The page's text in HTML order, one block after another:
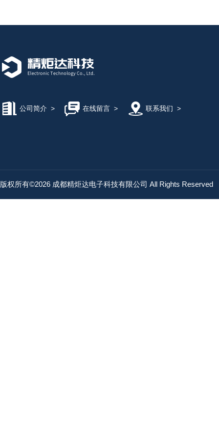
公司简介 > 在线留言> 联系我们 >
版权所有©2026 成都精炬达电子科技有限公司 All Rights Reserved